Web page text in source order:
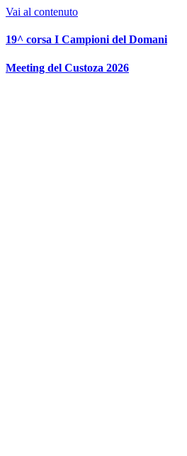
Vai al contenuto
19^ corsa I Campioni del Domani
Meeting del Custoza 2026